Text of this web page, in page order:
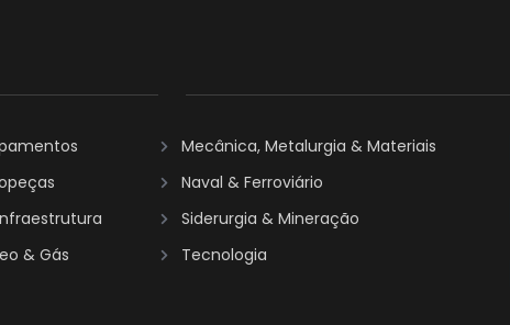
& Gás
Mecânica, Metalurgia & Materiais
Naval & Ferroviário
Siderurgia & Mineração
Tecnologia